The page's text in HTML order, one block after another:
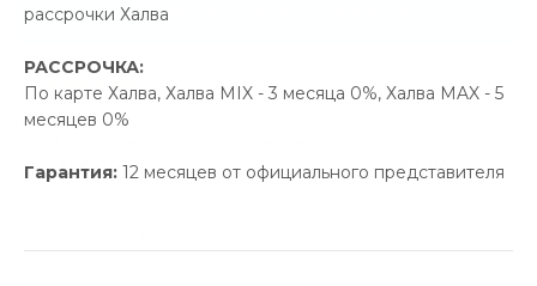
рассрочки Халва
РАССРОЧКА:
По карте Халва, Халва MIX - 3 месяца 0%, Халва MAX - 5
месяцев 0%
Гарантия: 12 месяцев от официального представителя
Позвонить и назвать промокод
В наличии
456.00 р. 480.00 р. 24.00 р.